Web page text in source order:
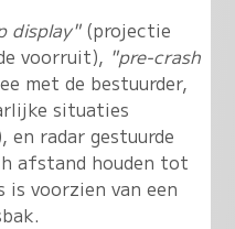
display"(projectie
voorruit), "pre-crash
met de bestuurder,
situaties
radar gestuurde
afstand houden tot
is voorzien van een